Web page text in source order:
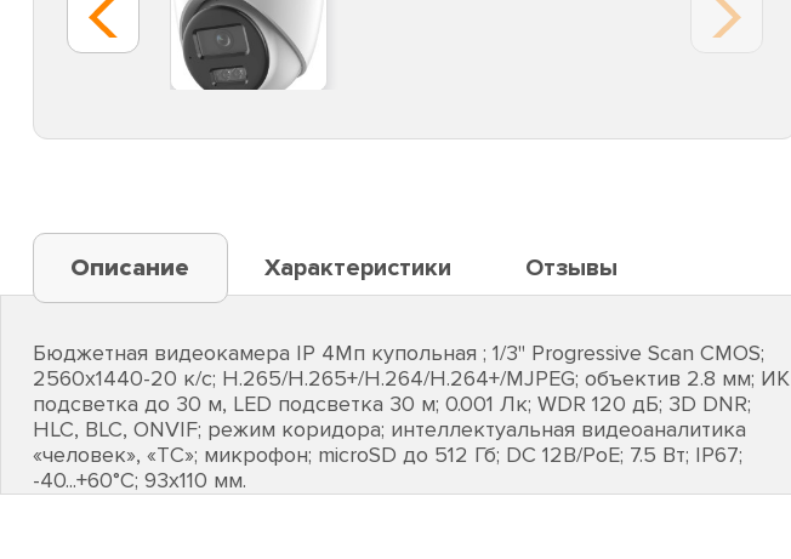
Описание Характеристики Отзывы
Бюджетная видеокамера IP 4Мп купольная ; 1/3" Progressive Scan CMOS;
2560х1440-20 к/с; H.265/H.265+/H.264/H.264+/MJPEG; объектив 2.8 мм; ИК
подсветка до 30 м, LED подсветка 30 м; 0.001 Лк; WDR 120 дБ; 3D DNR;
HLC, BLC, ONVIF; режим коридора; интеллектуальная видеоаналитика
«человек», «ТС»; микрофон; microSD до 512 Гб; DC 12В/PoE; 7.5 Вт; IP67;
-40...+60°C; 93х110 мм.